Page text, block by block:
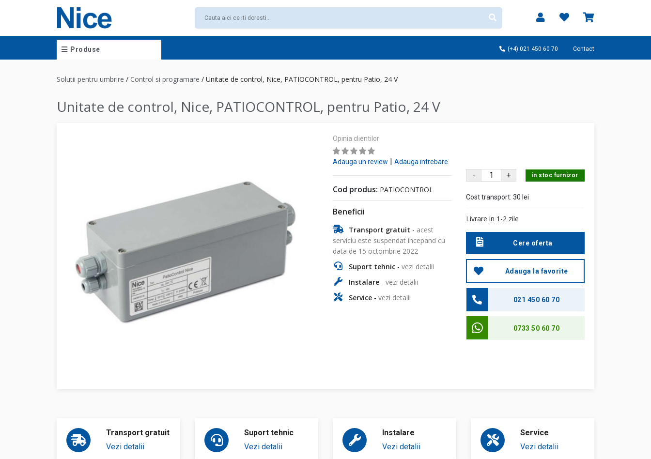
Produse (+4) 021 450 60 70 Contact
Solutii pentru umbrire / Control si programare / Unitate de control, Nice, PATIOCONTROL, pentru Patio, 24 V
Unitate de control, Nice, PATIOCONTROL, pentru Patio, 24 V
Opinia clientilor
Adauga un review | Adauga intrebare
Cod produs: PATIOCONTROL
Beneficii
Transport gratuit - acest
serviciu este suspendat incepand cu
data de 15 octombrie 2022
Suport tehnic- vezi detalii
Instalare- vezi detalii
Service- vezi detalii
- + in stoc furnizor
Cost transport: 30 lei
Livrare in 1-2 zile
Cere oferta
Adauga la favorite
021 450 60 70
0733 50 60 70
Transport gratuit
Vezi detalii
Suport tehnic
Vezi detalii
Instalare
Vezi detalii
Service
Vezi detalii